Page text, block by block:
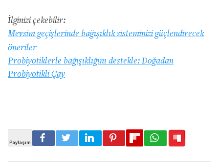
İlginizi çekebilir:
Mevsim geçişlerinde bağışıklık sisteminizi güçlendirecek
öneriler
Probiyotiklerle bağışıklığını destekle: Doğadan
Probiyotikli Çay